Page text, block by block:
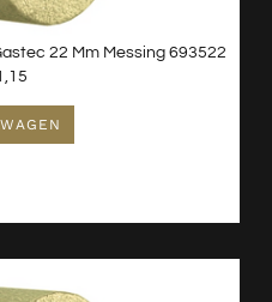
22 Mm Messing 693522